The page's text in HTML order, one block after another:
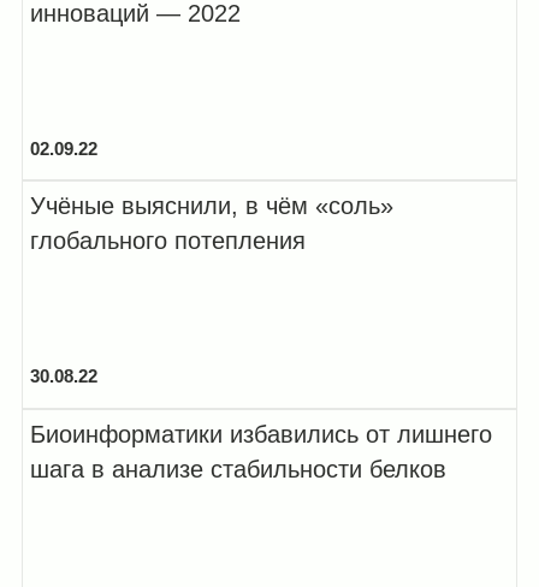
инноваций — 2022
02.09.22
Учёные выяснили, в чём «соль»
глобального потепления
30.08.22
Биоинформатики избавились от лишнего
шага в анализе стабильности белков